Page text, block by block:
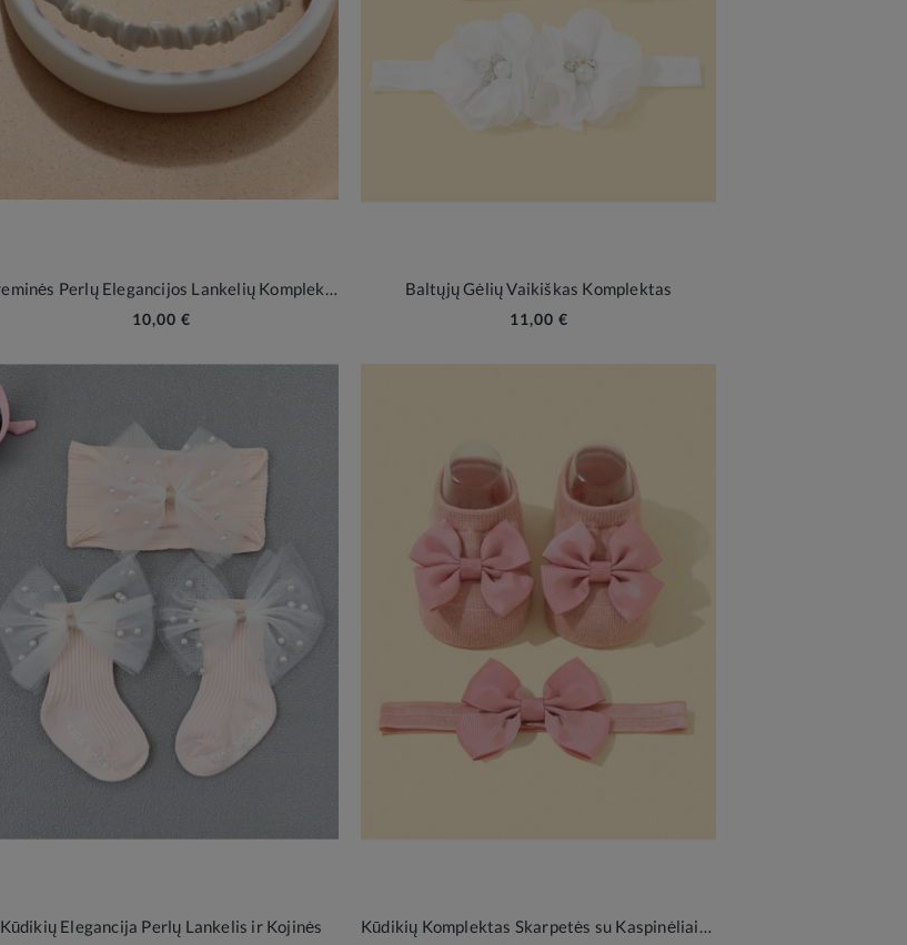
Kreminės Perlų Elegancijos Lankelių Komplektas Mergaitėms
10,00 €
Baltųjų Gėlių Vaikiškas Komplektas
11,00 €
Kūdikių Elegancija Perlų Lankelis ir Kojinės Kūdikių Komplektas Skarpetės su Kaspinėliais ir Galvos Juosta